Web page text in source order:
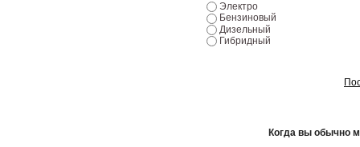
Электро
Бензиновый
Дизельный
Гибридный
Когда вы обычно